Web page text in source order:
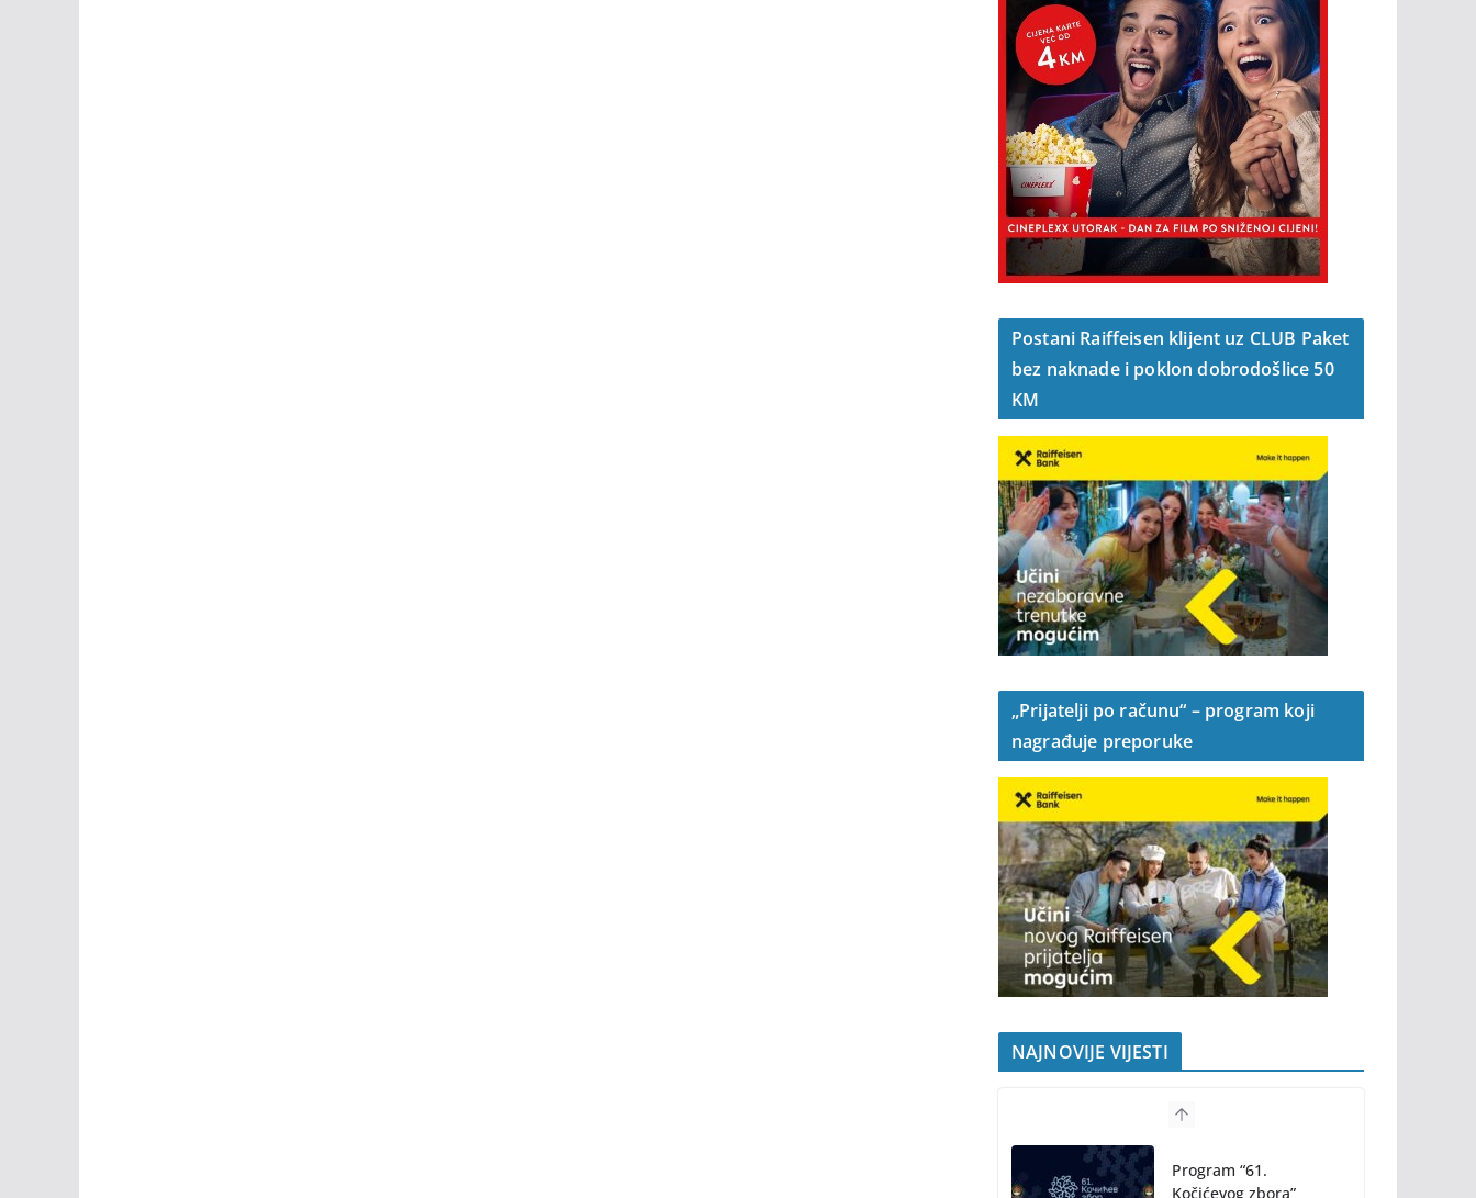
Postani Raiffeisen klijent uz CLUB Paket
bez naknade i poklon dobrodošlice 50
KM
„Prijatelji po računu“ – program koji
nagrađuje preporuke
NAJNOVIJE VIJESTI
Program “61.
Kočićevog zbora”